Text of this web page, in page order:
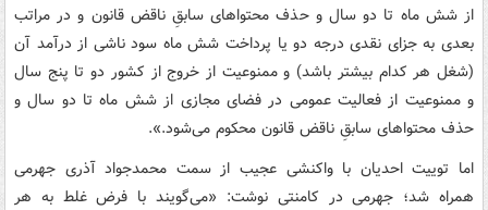
از شش ماه تا دو سال و حذف محتواهای سابقِ ناقض قانون و در مراتب
بعدی به جزای نقدی درجه دو یا پرداخت شش ماه سود ناشی از درآمد آن
(شغل هر کدام بیشتر باشد) و ممنوعیت از خروج از کشور دو تا پنج سال
و ممنوعیت از فعالیت عمومی در فضای مجازی از شش ماه تا دو سال و
حذف محتواهای سابقِ ناقض قانون محکوم می‌شود.».
اما توییت احدیان با واکنشی عجیب از سمت محمدجواد آذری جهرمی
همراه شد؛ جهرمی در کامنتی نوشت: «می‌گویند با فرض غلط به هر